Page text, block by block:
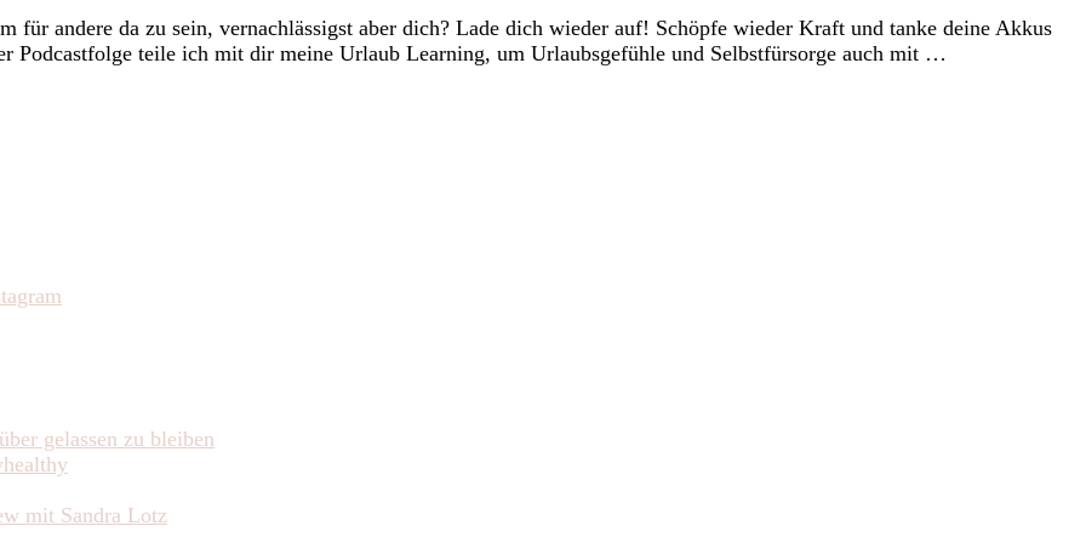
andere da zu sein, vernachlässigst aber dich? Lade dich wieder auf! Schöpfe wieder Kraft und tanke deine Akkus
teile ich mit dir meine Urlaub Learning, um Urlaubsgefühle und Selbstfürsorge auch mit …
gelassen zu bleiben
mit Sandra Lotz